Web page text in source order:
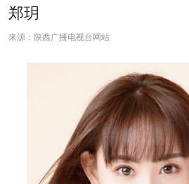
郑玥
来源：陕西广播电视台网站